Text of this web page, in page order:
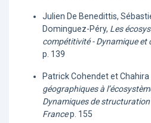
Julien De Benedittis,
Dominguez-Péry, Les
compétitivité - Dynamique et
p. 139
Patrick Cohendet et
géographiques à
Dynamiques de
Francep. 155